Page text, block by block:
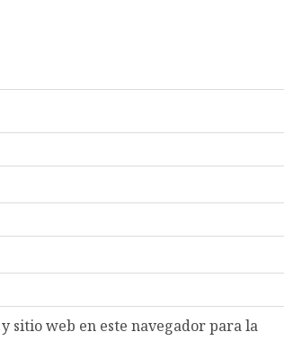
sitio web en este navegador para la